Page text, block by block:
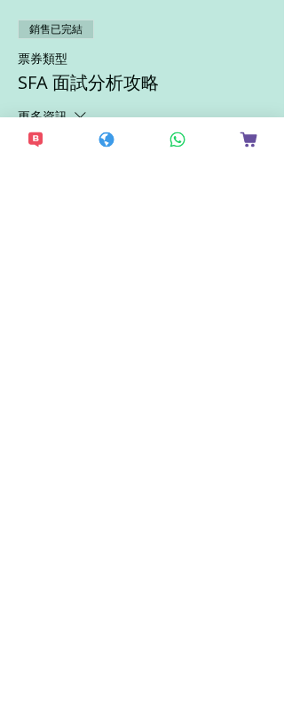
銷售已完結
票券類型
SFA 面試分析攻略
更多資訊
價格